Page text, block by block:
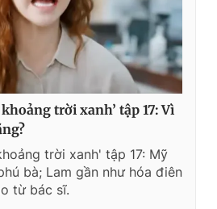
trời xanh’ tập 17: Vì
trời xanh' tập 17: Mỹ
bà; Lam gần như hóa điên
từ bác sĩ.